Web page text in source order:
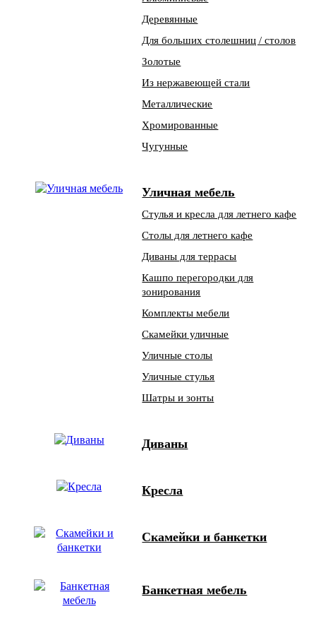
Деревянные
Для больших столешниц / столов
Золотые
Из нержавеющей стали
Металлические
Хромированные
Чугунные
Уличная мебель
Стулья и кресла для летнего кафе
Столы для летнего кафе
Диваны для террасы
Кашпо перегородки для
зонирования
Комплекты мебели
Скамейки уличные
Уличные столы
Уличные стулья
Шатры и зонты
Диваны
Кресла
Скамейки и банкетки
Банкетная мебель